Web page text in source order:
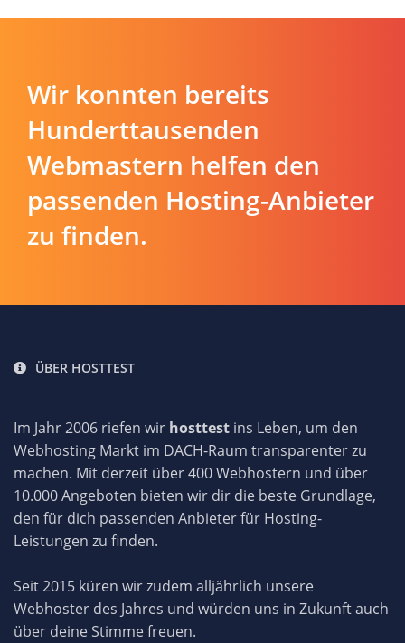
Wir konnten bereits
Hunderttausenden
Webmastern helfen den
passenden Hosting-Anbieter
zu finden.
ÜBER HOSTTEST
Im Jahr 2006 riefen wir hosttest ins Leben, um den
Webhosting Markt im DACH-Raum transparenter zu
machen. Mit derzeit über 400 Webhostern und über
10.000 Angeboten bieten wir dir die beste Grundlage,
den für dich passenden Anbieter für Hosting-
Leistungen zu finden.
Seit 2015 küren wir zudem alljährlich unsere
Webhoster des Jahres und würden uns in Zukunft auch
über deine Stimme freuen.